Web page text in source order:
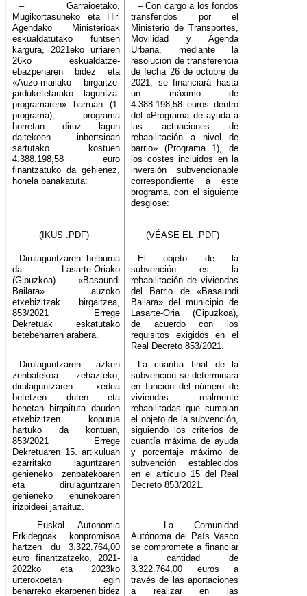
– Garraioetako,
Mugikortasuneko eta Hiri
Agendako Ministerioak
eskualdatutako funtsen
kargura, 2021eko urriaren
26ko eskualdatze-
ebazpenaren bidez eta
«Auzo-mailako birgaitze-
jarduketetarako laguntza-
programaren» barruan (1.
programa), programa
horretan diruz lagun
daitekeen inbertsioan
sartutako kostuen
4.388.198,58 euro
finantzatuko da gehienez,
honela banakatuta:
– Con cargo a los fondos
transferidos por el
Ministerio de Transportes,
Movilidad y Agenda
Urbana, mediante la
resolución de transferencia
de fecha 26 de octubre de
2021, se financiará hasta
un máximo de
4.388.198,58 euros dentro
del «Programa de ayuda a
las actuaciones de
rehabilitación a nivel de
barrio» (Programa 1), de
los costes incluidos en la
inversión subvencionable
correspondiente a este
programa, con el siguiente
desglose:
(IKUS .PDF) (VÉASE EL .PDF)
Dirulaguntzaren helburua
da Lasarte-Oriako
(Gipuzkoa) «Basaundi
Bailara» auzoko
etxebizitzak birgaitzea,
853/2021 Errege
Dekretuak eskatutako
betebeharren arabera.
El objeto de la
subvención es la
rehabilitación de viviendas
del Barrio de «Basaundi
Bailara» del municipio de
Lasarte-Oria (Gipuzkoa),
de acuerdo con los
requisitos exigidos en el
Real Decreto 853/2021.
Dirulaguntzaren azken
zenbatekoa zehazteko,
dirulaguntzaren xedea
betetzen duten eta
benetan birgaituta dauden
etxebizitzen kopurua
hartuko da kontuan,
853/2021 Errege
Dekretuaren 15. artikuluan
ezarritako laguntzaren
gehieneko zenbatekoaren
eta dirulaguntzaren
gehieneko ehunekoaren
irizpideei jarraituz.
La cuantía final de la
subvención se determinará
en función del número de
viviendas realmente
rehabilitadas que cumplan
el objeto de la subvención,
siguiendo los criterios de
cuantía máxima de ayuda
y porcentaje máximo de
subvención establecidos
en el artículo 15 del Real
Decreto 853/2021.
– Euskal Autonomia
Erkidegoak konpromisoa
hartzen du 3.322.764,00
euro finantzatzeko, 2021-
2022ko eta 2023ko
urterokoetan egin
beharreko ekarpenen bidez
– La Comunidad
Autónoma del País Vasco
se compromete a financiar
la cantidad de
3.322.764,00 euros a
través de las aportaciones
a realizar en las